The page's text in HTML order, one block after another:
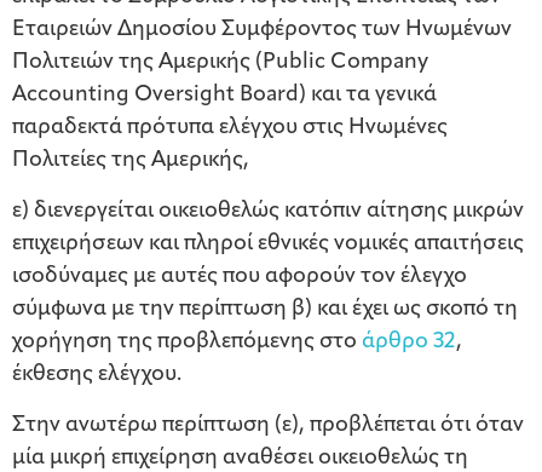
Εταιρειών Δημοσίου Συμφέροντος των Ηνωμένων
Πολιτειών της Αμερικής (Public Company
Accounting Oversight Board) και τα γενικά
παραδεκτά πρότυπα ελέγχου στις Ηνωμένες
Πολιτείες της Αμερικής,
ε) διενεργείται οικειοθελώς κατόπιν αίτησης μικρών
επιχειρήσεων και πληροί εθνικές νομικές απαιτήσεις
ισοδύναμες με αυτές που αφορούν τον έλεγχο
σύμφωνα με την περίπτωση β) και έχει ως σκοπό τη
χορήγηση της προβλεπόμενης στο άρθρο 32,
έκθεσης ελέγχου.
Στην ανωτέρω περίπτωση (ε), προβλέπεται ότι όταν
μία μικρή επιχείρηση αναθέσει οικειοθελώς τη